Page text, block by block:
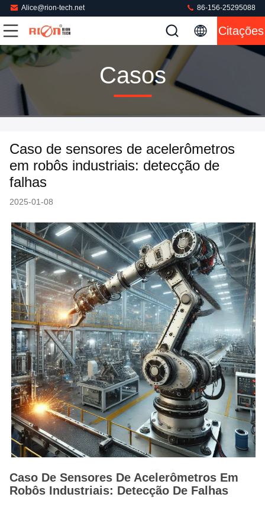
Alice@rion-tech.net 86-156-25295088
Citações
Casos
Caso de sensores de acelerômetros
em robôs industriais: detecção de
falhas
2025-01-08
Caso De Sensores De Acelerômetros Em
Robôs Industriais: Detecção De Falhas